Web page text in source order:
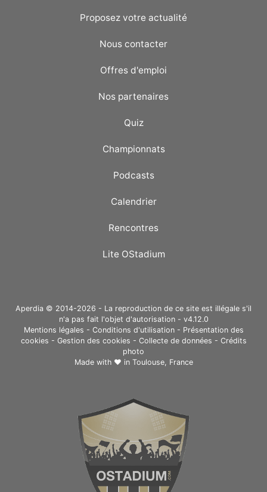
Proposez votre actualité
Nous contacter
Offres d'emploi
Nos partenaires
Quiz
Championnats
Podcasts
Calendrier
Rencontres
Lite OStadium
Aperdia © 2014-2026 - La reproduction de ce site est illégale s'il
n'a pas fait l'objet d'autorisation - v4.12.0
Mentions légales - Conditions d'utilisation- Présentation des
cookies - Gestion des cookies - Collecte de données - Crédits
photo
Made with ❤ in Toulouse, France